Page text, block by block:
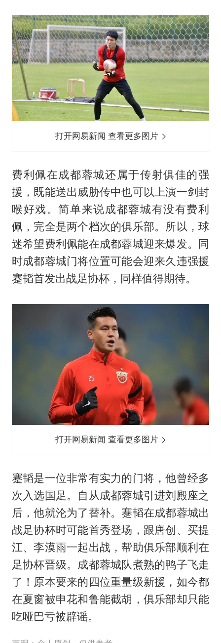
打开网易新闻 查看更多图片
费利佩在成都蓉城还属于传射俱佳的强
援，既能送出威胁传中也可以上演一剑封
喉好戏。简单来说成都蓉城有没有费利
佩，完全是两个档次的俱乐部。所以，球
迷希望费利佩能在成都蓉城迎来爆发。同
时成都蓉城门将位置可能会迎来久违强援
蹇韬首发出战足协杯，同样值得期待。
打开网易新闻 查看更多图片
蹇韬是一位非常有实力的门将，他曾经多
次入选国足。自从成都蓉城引进刘殿座之
后，他就沦为了替补。蹇韬在成都蓉城出
战足协杯时可能首秀登场，跟唐创、买提
江、李漠雨一起出战，帮助俱乐部顺利在
足协杯晋级。成都蓉城队煮熟的鸭子飞走
了！原本要来的四位重量级新援，如今都
在夏窗被申花和鲁能截胡，俱乐部却只能
吃哑巴亏被辟谣。